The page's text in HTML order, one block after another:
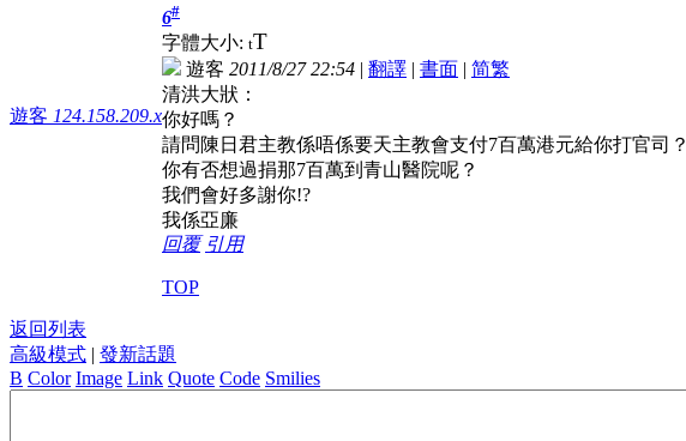
遊客 124.158.209.x
6#
字體大小: tT
遊客 2011/8/27 22:54 | 翻譯 | 書面 | 简繁
清洪大狀：
你好嗎？
請問陳日君主教係唔係要天主教會支付7百萬港元給你打官司？
你有否想過捐那7百萬到青山醫院呢？
我們會好多謝你!?
我係亞廉
回覆 引用
TOP
返回列表
高級模式 | 發新話題
B Color Image Link Quote Code Smilies